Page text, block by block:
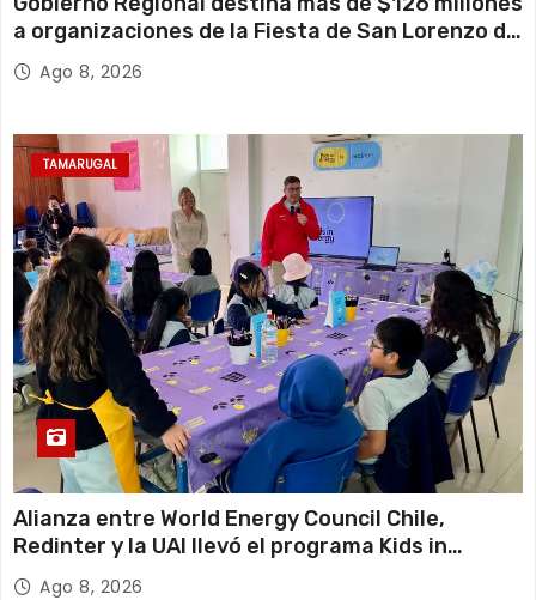
a organizaciones de la Fiesta de San Lorenzo de
Tarapacá
Ago 8, 2026
TAMARUGAL
Alianza entre World Energy Council Chile,
Redinter y la UAI llevó el programa Kids in
Energy a Arica y Pozo Almonte
Ago 8, 2026